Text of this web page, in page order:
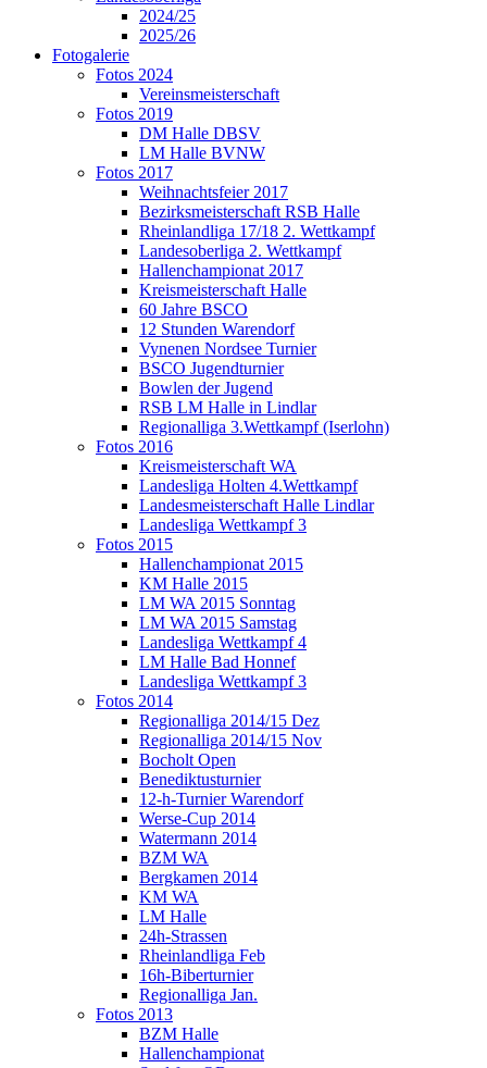
2024/25
2025/26
Fotogalerie
Fotos 2024
Vereinsmeisterschaft
Fotos 2019
DM Halle DBSV
LM Halle BVNW
Fotos 2017
Weihnachtsfeier 2017
Bezirksmeisterschaft RSB Halle
Rheinlandliga 17/18 2. Wettkampf
Landesoberliga 2. Wettkampf
Hallenchampionat 2017
Kreismeisterschaft Halle
60 Jahre BSCO
12 Stunden Warendorf
Vynenen Nordsee Turnier
BSCO Jugendturnier
Bowlen der Jugend
RSB LM Halle in Lindlar
Regionalliga 3.Wettkampf (Iserlohn)
Fotos 2016
Kreismeisterschaft WA
Landesliga Holten 4.Wettkampf
Landesmeisterschaft Halle Lindlar
Landesliga Wettkampf 3
Fotos 2015
Hallenchampionat 2015
KM Halle 2015
LM WA 2015 Sonntag
LM WA 2015 Samstag
Landesliga Wettkampf 4
LM Halle Bad Honnef
Landesliga Wettkampf 3
Fotos 2014
Regionalliga 2014/15 Dez
Regionalliga 2014/15 Nov
Bocholt Open
Benediktusturnier
12-h-Turnier Warendorf
Werse-Cup 2014
Watermann 2014
BZM WA
Bergkamen 2014
KM WA
LM Halle
24h-Strassen
Rheinlandliga Feb
16h-Biberturnier
Regionalliga Jan.
Fotos 2013
BZM Halle
Hallenchampionat